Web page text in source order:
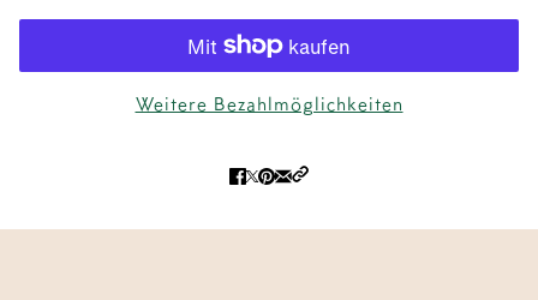
Weitere Bezahlmöglichkeiten